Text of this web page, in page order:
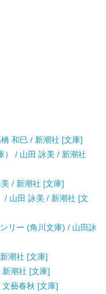
和巳 / 新潮社 [文庫]
） / 山田 詠美 / 新潮社
/ 新潮社 [文庫]
/ 山田 詠美 / 新潮社 [文
リー (角川文庫) / 山田詠
潮社 [文庫]
潮社 [文庫]
藝春秋 [文庫]